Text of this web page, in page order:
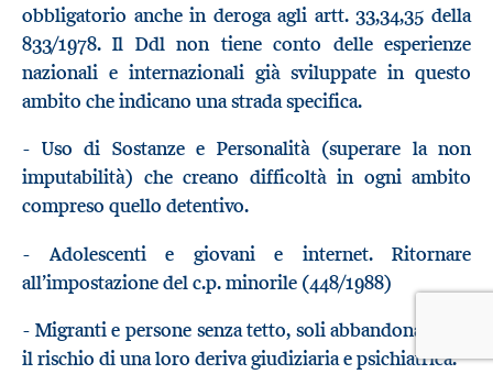
obbligatorio anche in deroga agli artt. 33,34,35 della
833/1978. Il Ddl non tiene conto delle esperienze
nazionali e internazionali già sviluppate in questo
ambito che indicano una strada specifica.
- Uso di Sostanze e Personalità (superare la non
imputabilità) che creano difficoltà in ogni ambito
compreso quello detentivo.
- Adolescenti e giovani e internet. Ritornare
all’impostazione del c.p. minorile (448/1988)
- Migranti e persone senza tetto, soli abbandonati con
il rischio di una loro deriva giudiziaria e psichiatrica.